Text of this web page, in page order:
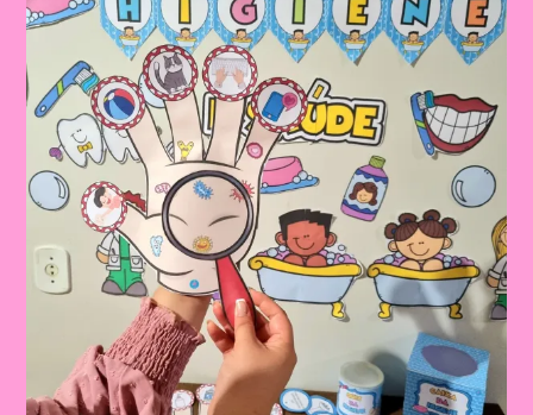
TRABALHAR
ALIMENTAÇÃO
SAUDÁVEL
NA
EDUCAÇÃO
INFANTIL